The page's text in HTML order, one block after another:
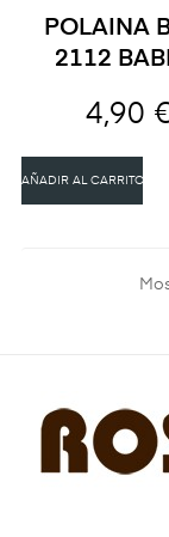
POLAINA
2112
4,90 €
AÑADIR AL CARRITO